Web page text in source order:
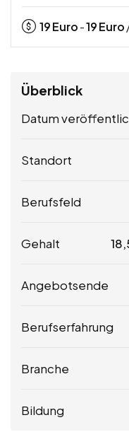
19Euro -19Euro
Überblick
Datum
Standort
Berufsfeld
Gehalt
Angebotsende
Berufserfahrung
Branche
Bildung